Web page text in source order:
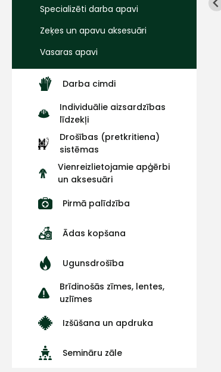
Specializēti darba apavi
Zeķes un apavu aksesuāri
Vasaras apavi
Darba cimdi
Individuālie aizsardzības
līdzekļi
Drošības (pretkritiena)
sistēmas
Vienreizlietojamie apģērbi
un aksesuāri
Pirmā palīdzība
Ādas kopšana
Ugunsdrošība
Brīdinošās zīmes, lentes,
uzlīmes
Izšūšana un apdruka
Semināru zāle